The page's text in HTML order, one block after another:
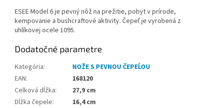
ESEE Model 6 je pevný nôž na prežitie, pobyt v prírode,
kempovanie a bushcraftové aktivity. Čepeľ je vyrobená z
uhlíkovej ocele 1095.
Dodatočné parametre
Kategória:
NOŽE S PEVNOU ČEPEĹOU
EAN:
168120
Celková dĺžka:
27,9 cm
Dĺžka čepele:
16,4 cm